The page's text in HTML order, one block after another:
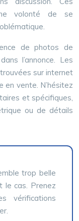
volonté de se
de photos de
l’annonce. Les
sur internet
en vente. N’hésitez
et spécifiques,
ou de détails
trop belle
le cas. Prenez
vérifications